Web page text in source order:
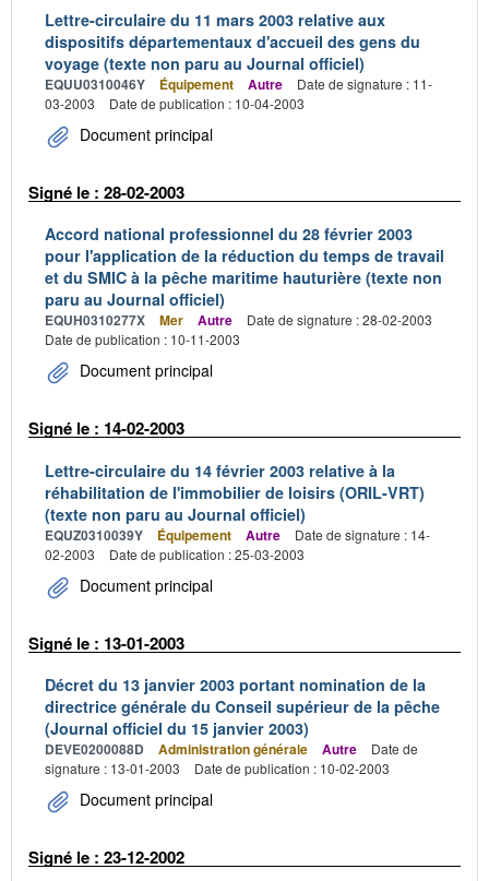
Lettre-circulaire du 11 mars 2003 relative aux
dispositifs départementaux d'accueil des gens du
voyage (texte non paru au Journal officiel)
EQUU0310046Y Équipement Autre
Date de signature : 11-
03-2003
Date de publication : 10-04-2003
Document principal
Signé le : 28-02-2003
Accord national professionnel du 28 février 2003
pour l'application de la réduction du temps de travail
et du SMIC à la pêche maritime hauturière (texte non
paru au Journal officiel)
EQUH0310277X Mer Autre
Date de signature : 28-02-2003
Date de publication : 10-11-2003
Document principal
Signé le : 14-02-2003
Lettre-circulaire du 14 février 2003 relative à la
réhabilitation de l'immobilier de loisirs (ORIL-VRT)
(texte non paru au Journal officiel)
EQUZ0310039Y Équipement Autre
Date de signature : 14-
02-2003
Date de publication : 25-03-2003
Document principal
Signé le : 13-01-2003
Décret du 13 janvier 2003 portant nomination de la
directrice générale du Conseil supérieur de la pêche
(Journal officiel du 15 janvier 2003)
DEVE0200088D Administration générale Autre
Date de
signature : 13-01-2003
Date de publication : 10-02-2003
Document principal
Signé le : 23-12-2002